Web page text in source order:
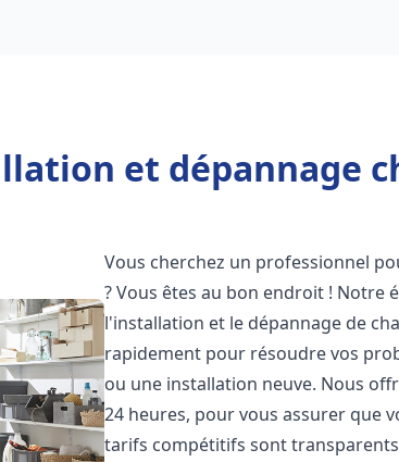
et dépannage
Vous cherchez un professionnel
? Vous êtes au bon endroit ! Notre
l'installation et le dépannage de
rapidement pour résoudre vos
ou une installation neuve. Nous
24 heures, pour vous assurer que
tarifs compétitifs sont transparents